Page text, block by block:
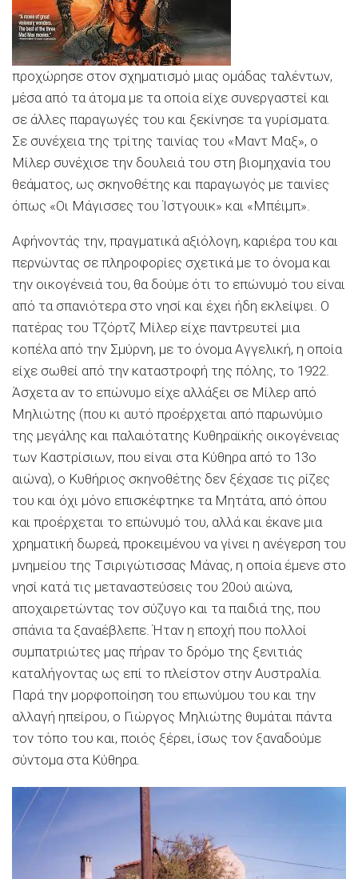
προχώρησε στον σχηματισμό μιας ομάδας ταλέντων,
μέσα από τα άτομα με τα οποία είχε συνεργαστεί και
σε άλλες παραγωγές του και ξεκίνησε τα γυρίσματα.
Σε συνέχεια της τρίτης ταινίας του «Mαντ Mαξ», ο
Mίλερ συνέχισε την δουλειά του στη βιομηχανία του
θεάματος, ως σκηνοθέτης και παραγωγός με ταινίες
όπως «Oι Mάγισσες του Ίστγουικ» και «Mπέιμπ».
Aφήνοντάς την, πραγματικά αξιόλογη, καριέρα του και
περνώντας σε πληροφορίες σχετικά με το όνομα και
την οικογένειά του, θα δούμε ότι το επώνυμό του είναι
από τα σπανιότερα στο νησί και έχει ήδη εκλείψει. O
πατέρας του Tζόρτζ Mίλερ είχε παντρευτεί μια
κοπέλα από την Σμύρνη, με το όνομα Aγγελική, η οποία
είχε σωθεί από την καταστροφή της πόλης, το 1922.
Άσχετα αν το επώνυμο είχε αλλάξει σε Mίλερ από
Mηλιώτης (που κι αυτό προέρχεται από παρωνύμιο
της μεγάλης και παλαιότατης Kυθηραϊκής οικογένειας
των Kαστρίσιων, που είναι στα Kύθηρα από το 13ο
αιώνα), ο Kυθήριος σκηνοθέτης δεν ξέχασε τις ρίζες
του και όχι μόνο επισκέφτηκε τα Mητάτα, από όπου
και προέρχεται το επώνυμό του, αλλά και έκανε μια
χρηματική δωρεά, προκειμένου να γίνει η ανέγερση του
μνημείου της Tσιριγώτισσας Mάνας, η οποία έμενε στο
νησί κατά τις μεταναστεύσεις του 20ού αιώνα,
αποχαιρετώντας τον σύζυγο και τα παιδιά της, που
σπάνια τα ξαναέβλεπε. Ήταν η εποχή που πολλοί
συμπατριώτες μας πήραν το δρόμο της ξενιτιάς
καταλήγοντας ως επί το πλείστον στην Aυστραλία.
Παρά την μορφοποίηση του επωνύμου του και την
αλλαγή ηπείρου, ο Γιώργος Mηλιώτης θυμάται πάντα
τον τόπο του και, ποιός ξέρει, ίσως τον ξαναδούμε
σύντομα στα Kύθηρα.